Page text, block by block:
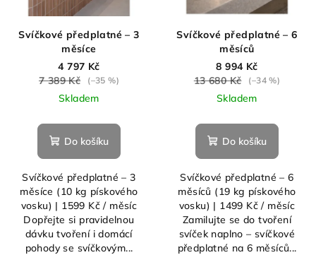
Svíčkové předplatné – 3
měsíce
4 797 Kč
7 389 Kč
(–35 %)
Skladem
Do košíku
Svíčkové předplatné – 3
měsíce (10 kg pískového
vosku) | 1599 Kč / měsíc
Dopřejte si pravidelnou
dávku tvoření i domácí
pohody se svíčkovým...
Svíčkové předplatné – 6
měsíců
8 994 Kč
13 680 Kč
(–34 %)
Skladem
Do košíku
Svíčkové předplatné – 6
měsíců (19 kg pískového
vosku) | 1499 Kč / měsíc
Zamilujte se do tvoření
svíček naplno – svíčkové
předplatné na 6 měsíců...